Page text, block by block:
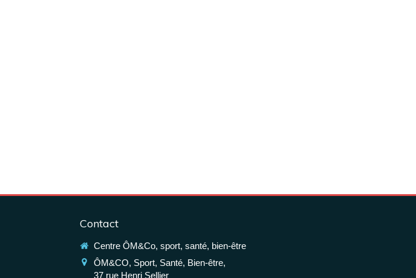
Contact
Centre ÔM&Co, sport, santé, bien-être
ÔM&CO, Sport, Santé, Bien-être,
37 rue Henri Sellier
bon fonctionnement de
Consentements certifiés par